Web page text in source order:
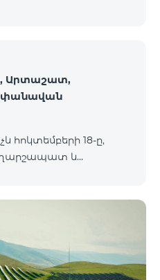
Արտաշատ,
հոկտեմբերի 18-ը,
և
համար, 12 ամիս
Անվանում